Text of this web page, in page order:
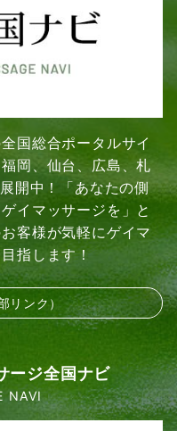
国総合ポータルサイ
岡、仙台、広島、札
開中！「あなたの側
イマッサージを」と
客様が気軽にゲイマ
指します！
リンク）
ージ全国ナビ
NAVI